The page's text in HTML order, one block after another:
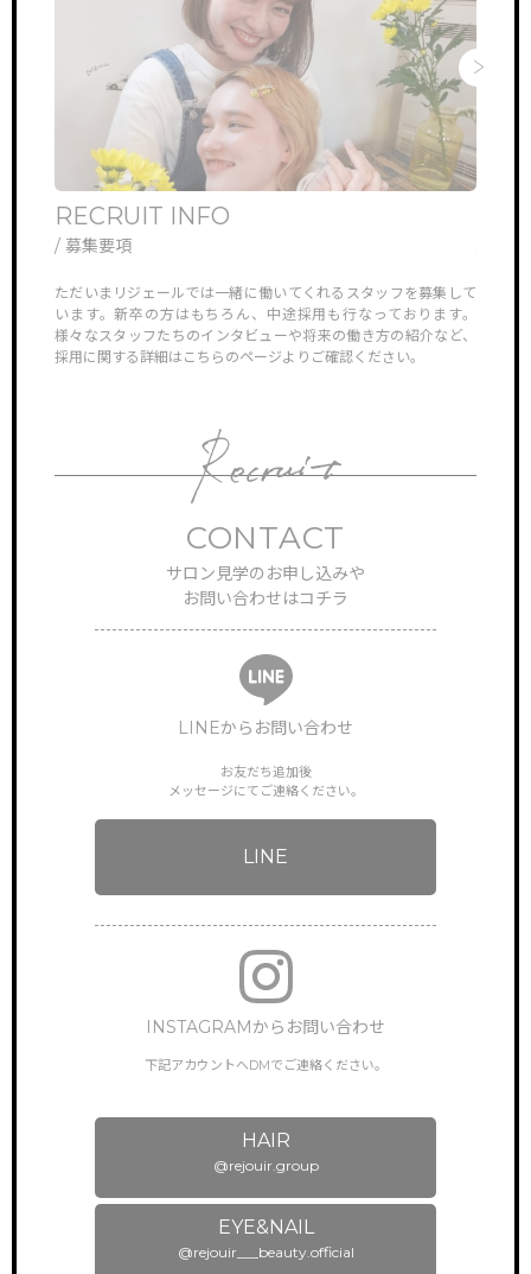
FEATURE 特徴・働き方
STAFF VOICE スタッフの声
BRAND SALON サロン一覧
NEWS & TOPICS
INSTAGRAM 公式インスタグラム
COMPANY 会社概要
CONTACT お問い合わせ
RECRUIT INFO
/ 募集要項
ただいまリジェールでは一緒に働いてくれるスタッフを募集して
います。新卒の方はもちろん、中途採用も行なっております。
様々なスタッフたちのインタビューや将来の働き方の紹介など、
採用に関する詳細はこちらのページよりご確認ください。
CONTACT
サロン見学のお申し込みや
お問い合わせはコチラ
LINEからお問い合わせ
お友だち追加後
メッセージにてご連絡ください。
LINE
INSTAGRAMからお問い合わせ
下記アカウントへDMでご連絡ください。
HAIR
@rejouir.group
EYE&NAIL
@rejouir___beauty.official